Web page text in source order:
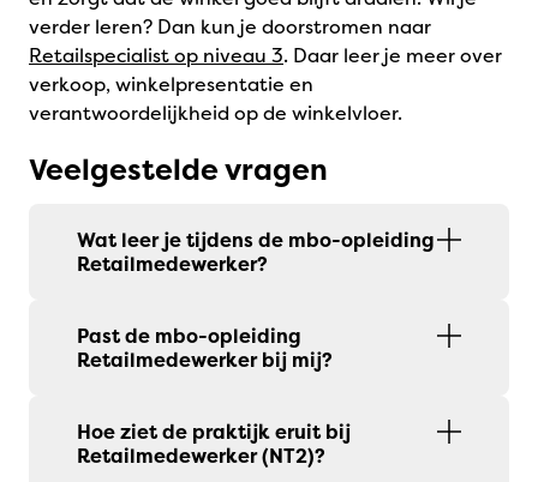
verder leren? Dan kun je doorstromen naar
Retailspecialist op niveau 3. Daar leer je meer over
verkoop, winkelpresentatie en
verantwoordelijkheid op de winkelvloer.
Veelgestelde vragen
Wat leer je tijdens de mbo-opleiding
Retailmedewerker?
Past de mbo-opleiding
Retailmedewerker bij mij?
Hoe ziet de praktijk eruit bij
Retailmedewerker (NT2)?